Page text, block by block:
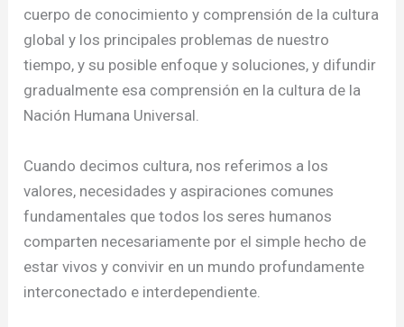
cuerpo de conocimiento y comprensión de la cultura
global y los principales problemas de nuestro
tiempo, y su posible enfoque y soluciones, y difundir
gradualmente esa comprensión en la cultura de la
Nación Humana Universal.
Cuando decimos cultura, nos referimos a los
valores, necesidades y aspiraciones comunes
fundamentales que todos los seres humanos
comparten necesariamente por el simple hecho de
estar vivos y convivir en un mundo profundamente
interconectado e interdependiente.